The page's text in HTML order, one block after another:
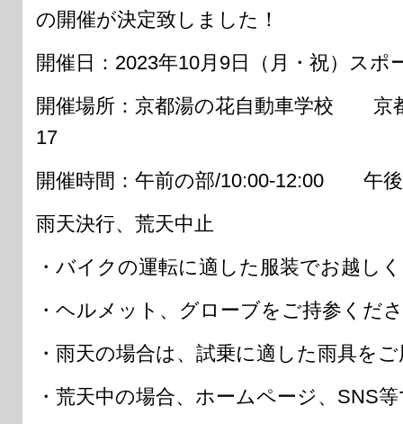
の開催が決定致しました！
開催日：2023年10月9日（月・祝）スポ
開催場所：京都湯の花自動車学校 京
17
開催時間：午前の部/10:00-12:00 午後
雨天決行、荒天中止
・バイクの運転に適した服装でお越し
・ヘルメット、グローブをご持参くだ
・雨天の場合は、試乗に適した雨具を
・荒天中の場合、ホームページ、SNS